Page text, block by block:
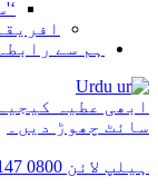
ہم سے
ابھی عطیہ
سائٹ چھوڑ دیں۔
ہیلپ لائن